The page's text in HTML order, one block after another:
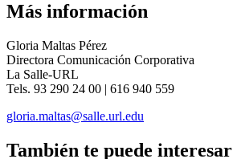
Más información
Gloria Maltas Pérez
Directora Comunicación Corporativa
La Salle-URL
Tels. 93 290 24 00 | 616 940 559
gloria.maltas@salle.url.edu
También te puede interesar